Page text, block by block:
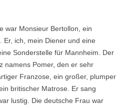
war Monsieur Bertollon, ein
Er, ich, mein Diener und eine
Sonderstelle für Mannheim. Der
namens Pomer, den er sehr
Franzose, ein großer, plumper
britischer Matrose. Er sang
lustig. Die deutsche Frau war